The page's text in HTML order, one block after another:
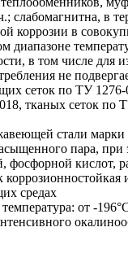
слабомагнитна, в
коррозии в
диапазоне
в том числе для
не
сеток по ТУ
тканых сеток
стали
пара,
фосфорной
средах
температура: от -